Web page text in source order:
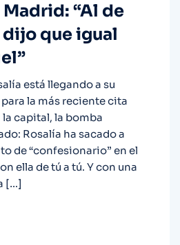
“Al de
dijo que igual
está llegando a su
la más reciente cita
capital, la bomba
Rosalía ha sacado a
de “confesionario” en el
ella de tú a tú. Y con una
[…]